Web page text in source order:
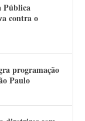
Pública
contra o
programação
Paulo